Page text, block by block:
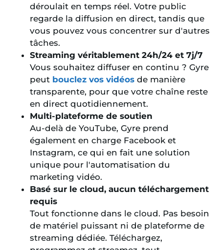
déroulait en temps réel. Votre public
regarde la diffusion en direct, tandis que
vous pouvez vous concentrer sur d'autres
tâches.
Streaming véritablement 24h/24 et 7j/7
Vous souhaitez diffuser en continu ? Gyre
peut bouclez vos vidéos de manière
transparente, pour que votre chaîne reste
en direct quotidiennement.
Multi-plateforme de soutien
Au-delà de YouTube, Gyre prend
également en charge Facebook et
Instagram, ce qui en fait une solution
unique pour l'automatisation du
marketing vidéo.
Basé sur le cloud, aucun téléchargement
requis
Tout fonctionne dans le cloud. Pas besoin
de matériel puissant ni de plateforme de
streaming dédiée. Téléchargez,